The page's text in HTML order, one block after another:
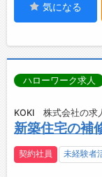
気になる
ハローワーク求人
KOKI 株式会社の求
新築住宅の補
契約社員 未経験者